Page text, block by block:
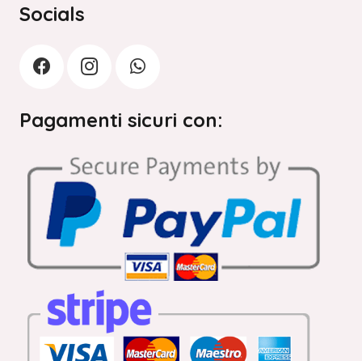
Socials
Pagamenti sicuri con: